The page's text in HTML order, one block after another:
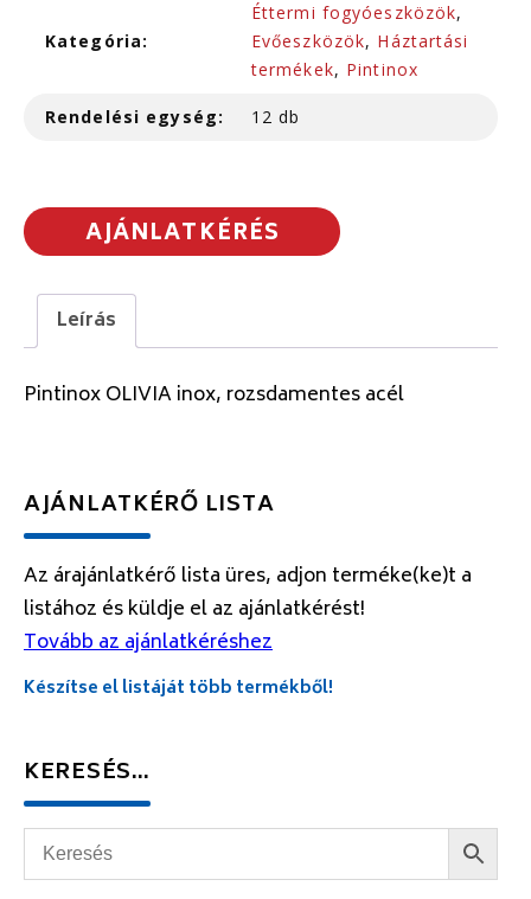
Kategória:
Éttermi fogyóeszközök,
Evőeszközök, Háztartási
termékek, Pintinox
Rendelési egység: 12 db
AJÁNLATKÉRÉS
Leírás
Pintinox OLIVIA inox, rozsdamentes acél
AJÁNLATKÉRŐ LISTA
Az árajánlatkérő lista üres, adjon terméke(ke)t a
listához és küldje el az ajánlatkérést!
Tovább az ajánlatkéréshez
Készítse el listáját több termékből!
KERESÉS…